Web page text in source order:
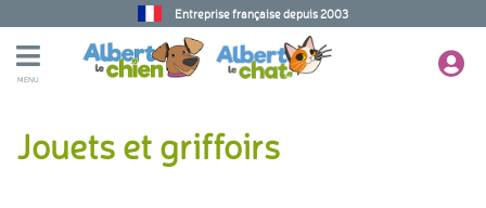
Entreprise française depuis 2003
MENU
Jouets et griffoirs